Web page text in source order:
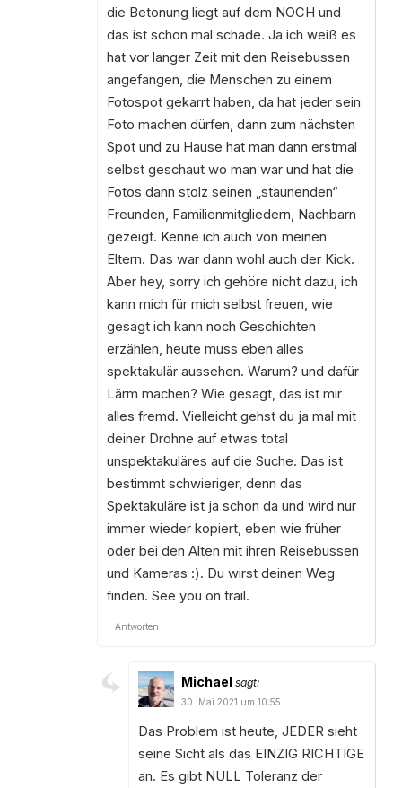
die Betonung liegt auf dem NOCH und
das ist schon mal schade. Ja ich weiß es
hat vor langer Zeit mit den Reisebussen
angefangen, die Menschen zu einem
Fotospot gekarrt haben, da hat jeder sein
Foto machen dürfen, dann zum nächsten
Spot und zu Hause hat man dann erstmal
selbst geschaut wo man war und hat die
Fotos dann stolz seinen „staunenden“
Freunden, Familienmitgliedern, Nachbarn
gezeigt. Kenne ich auch von meinen
Eltern. Das war dann wohl auch der Kick.
Aber hey, sorry ich gehöre nicht dazu, ich
kann mich für mich selbst freuen, wie
gesagt ich kann noch Geschichten
erzählen, heute muss eben alles
spektakulär aussehen. Warum? und dafür
Lärm machen? Wie gesagt, das ist mir
alles fremd. Vielleicht gehst du ja mal mit
deiner Drohne auf etwas total
unspektakuläres auf die Suche. Das ist
bestimmt schwieriger, denn das
Spektakuläre ist ja schon da und wird nur
immer wieder kopiert, eben wie früher
oder bei den Alten mit ihren Reisebussen
und Kameras :). Du wirst deinen Weg
finden. See you on trail.
Antworten
Michael sagt:
30. Mai 2021 um 10:55
Das Problem ist heute, JEDER sieht
seine Sicht als das EINZIG RICHTIGE
an. Es gibt NULL Toleranz der